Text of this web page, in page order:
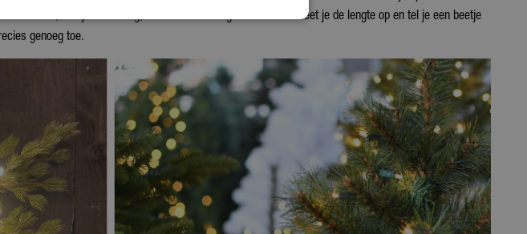
wat meer; hou je van rustig, wat minder. Voor gevel of raam meet je de lengte op en tel je een beetje
genoeg toe.